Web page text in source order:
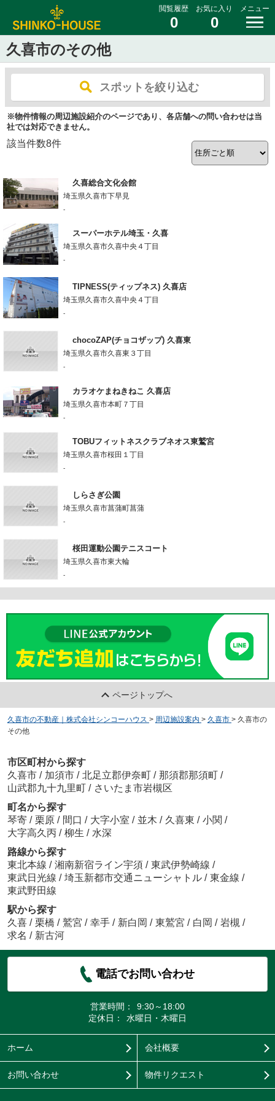
閲覧履歴
0
お気に入り
0
メニュー
久喜市のその他
スポットを絞り込む
※物件情報の周辺施設紹介のページであり、各店舗への問い合わせは当
社では対応できません。
該当件数8件
久喜総合文化会館
埼玉県久喜市下早見
-
スーパーホテル埼玉・久喜
埼玉県久喜市久喜中央４丁目
-
TIPNESS(ティップネス) 久喜店
埼玉県久喜市久喜中央４丁目
-
chocoZAP(チョコザップ) 久喜東
埼玉県久喜市久喜東３丁目
-
カラオケまねきねこ 久喜店
埼玉県久喜市本町７丁目
-
TOBUフィットネスクラブネオス東鷲宮
埼玉県久喜市桜田１丁目
-
しらさぎ公園
埼玉県久喜市菖蒲町菖蒲
-
桜田運動公園テニスコート
埼玉県久喜市東大輪
-
ページトップへ
久喜市の不動産｜株式会社シンコーハウス > 周辺施設案内 > 久喜市 > 久喜市の
その他
市区町村から探す
久喜市 / 加須市 / 北足立郡伊奈町 / 那須郡那須町 /
山武郡九十九里町 / さいたま市岩槻区
町名から探す
琴寄 / 栗原 / 間口 / 大字小室 / 並木 / 久喜東 / 小関 /
大字高久丙 / 柳生 / 水深
路線から探す
東北本線 / 湘南新宿ライン宇須 / 東武伊勢崎線 /
東武日光線 / 埼玉新都市交通ニューシャトル / 東金線 /
東武野田線
駅から探す
久喜 / 栗橋 / 鷲宮 / 幸手 / 新白岡 / 東鷲宮 / 白岡 / 岩槻 /
求名 / 新古河
電話でお問い合わせ
営業時間：
9:30～18:00
定休日：
水曜日・木曜日
ホーム 会社概要
お問い合わせ 物件リクエスト